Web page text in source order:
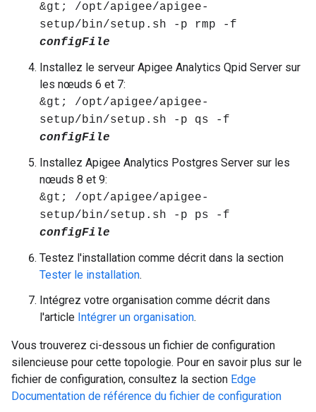
&gt; /opt/apigee/apigee-
setup/bin/setup.sh -p rmp -f
configFile
Installez le serveur Apigee Analytics Qpid Server sur
les nœuds 6 et 7:
&gt; /opt/apigee/apigee-
setup/bin/setup.sh -p qs -f
configFile
Installez Apigee Analytics Postgres Server sur les
nœuds 8 et 9:
&gt; /opt/apigee/apigee-
setup/bin/setup.sh -p ps -f
configFile
Testez l'installation comme décrit dans la section
Tester le installation.
Intégrez votre organisation comme décrit dans
l'article Intégrer un organisation.
Vous trouverez ci-dessous un fichier de configuration
silencieuse pour cette topologie. Pour en savoir plus sur le
fichier de configuration, consultez la section Edge
Documentation de référence du fichier de configuration